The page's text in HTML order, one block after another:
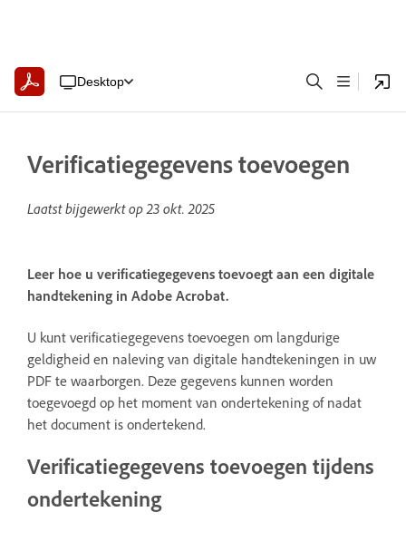
Desktop
Verificatiegegevens toevoegen
Laatst bijgewerkt op23 okt. 2025
Leer hoe u verificatiegegevens toevoegt aan een digitale
handtekening in Adobe Acrobat.
U kunt verificatiegegevens toevoegen om langdurige
geldigheid en naleving van digitale handtekeningen in uw
PDF te waarborgen. Deze gegevens kunnen worden
toegevoegd op het moment van ondertekening of nadat
het document is ondertekend.
Verificatiegegevens toevoegen tijdens
ondertekening